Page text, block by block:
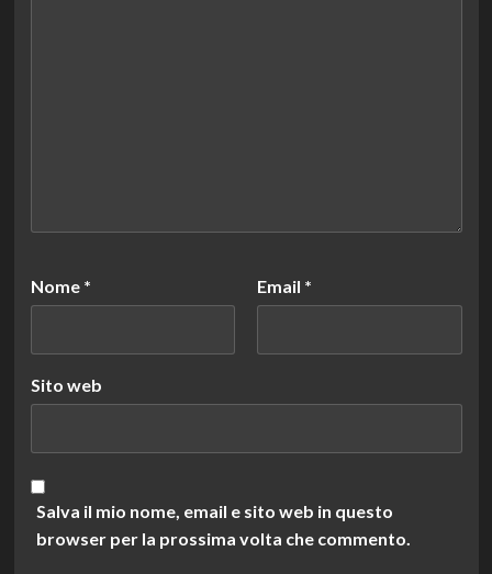
Nome * Email *
Sito web
Salva il mio nome, email e sito web in questo
browser per la prossima volta che commento.